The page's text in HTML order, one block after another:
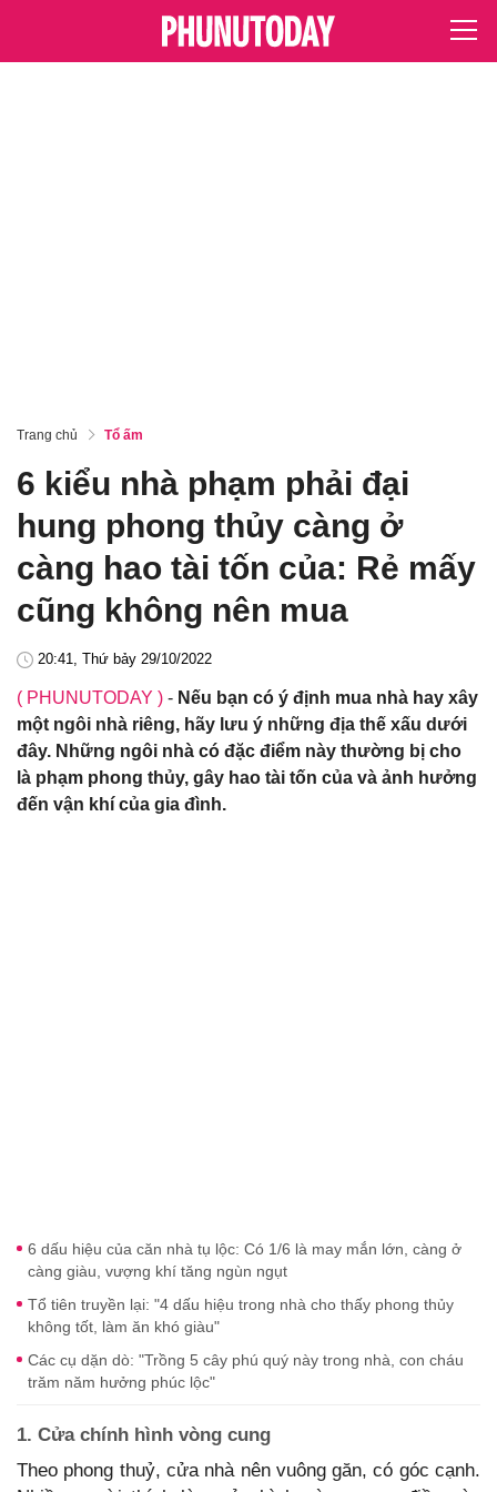
Trang chủ Tổ ấm
6 kiểu nhà phạm phải đại
hung phong thủy càng ở
càng hao tài tốn của: Rẻ mấy
cũng không nên mua
20:41, Thứ bảy 29/10/2022
( PHUNUTODAY ) - Nếu bạn có ý định mua nhà hay xây
một ngôi nhà riêng, hãy lưu ý những địa thế xấu dưới
đây. Những ngôi nhà có đặc điểm này thường bị cho
là phạm phong thủy, gây hao tài tốn của và ảnh hưởng
đến vận khí của gia đình.
6 dấu hiệu của căn nhà tụ lộc: Có 1/6 là may mắn lớn, càng ở
càng giàu, vượng khí tăng ngùn ngụt
Tổ tiên truyền lại: "4 dấu hiệu trong nhà cho thấy phong thủy
không tốt, làm ăn khó giàu"
Các cụ dặn dò: "Trồng 5 cây phú quý này trong nhà, con cháu
trăm năm hưởng phúc lộc"
1. Cửa chính hình vòng cung
Theo phong thuỷ, cửa nhà nên vuông găn, có góc cạnh.